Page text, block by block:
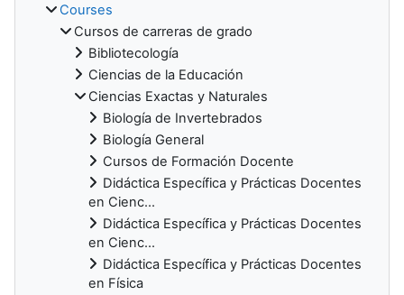
Courses
Cursos de carreras de grado
Bibliotecología
Ciencias de la Educación
Ciencias Exactas y Naturales
Biología de Invertebrados
Biología General
Cursos de Formación Docente
Didáctica Específica y Prácticas Docentes
en Cienc...
Didáctica Específica y Prácticas Docentes
en Cienc...
Didáctica Específica y Prácticas Docentes
en Física